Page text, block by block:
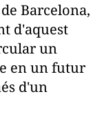
Barcelona,
d'aquest
un
en un futur
d'un